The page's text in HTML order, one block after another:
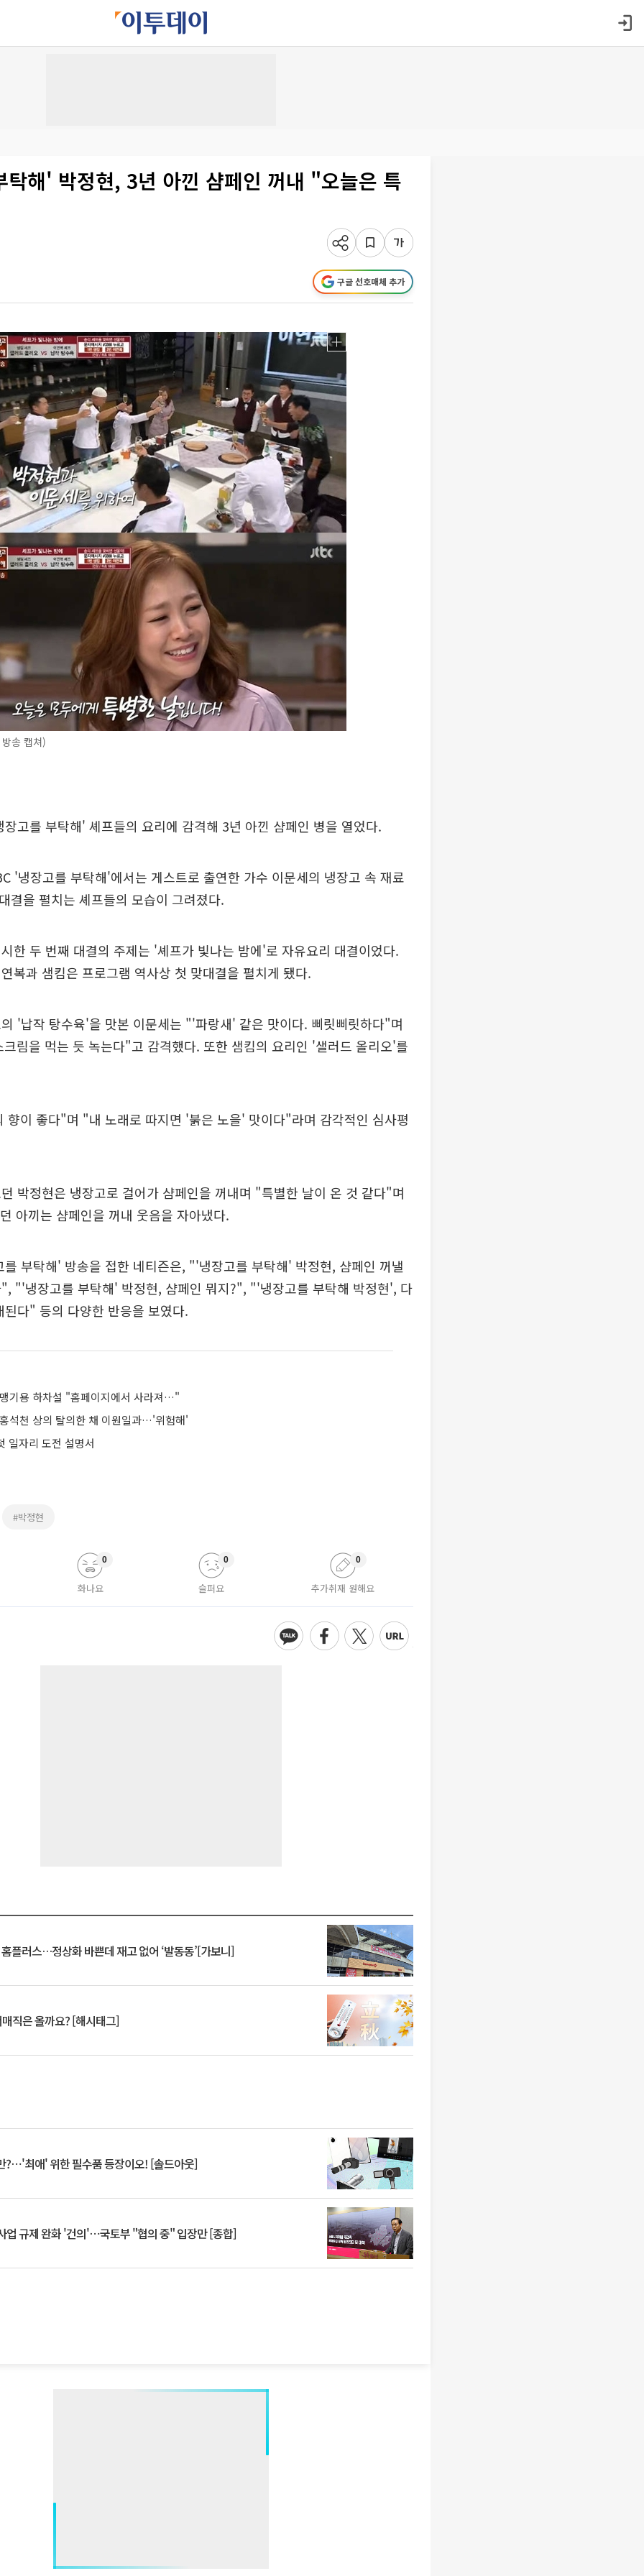
탁해' 박정현, 3년 아낀 샴페인 꺼내 "오늘은 특
구글 선호매체 추가
송 캡쳐)
고를 부탁해' 셰프들의 요리에 감격해 3년 아낀 샴페인 병을 열었다.
'냉장고를 부탁해'에서는 게스트로 출연한 가수 이문세의 냉장고 속 재료
결을 펼치는 셰프들의 모습이 그려졌다.
한 두 번째 대결의 주제는 '셰프가 빛나는 밤에'로 자유요리 대결이었다.
복과 샘킴은 프로그램 역사상 첫 맞대결을 펼치게 됐다.
'납작 탕수육'을 맛본 이문세는 "'파랑새' 같은 맛이다. 삐릿삐릿하다"며
림을 먹는 듯 녹는다"고 감격했다. 또한 샘킴의 요리인 '샐러드 올리오'를
향이 좋다"며 "내 노래로 따지면 '붉은 노을' 맛이다"라며 감각적인 심사평
박정현은 냉장고로 걸어가 샴페인을 꺼내며 "특별한 날이 온 것 같다"며
아끼는 샴페인을 꺼내 웃음을 자아냈다.
부탁해' 방송을 접한 네티즌은, "'냉장고를 부탁해' 박정현, 샴페인 꺼낼
"'냉장고를 부탁해' 박정현, 샴페인 뭐지?", "'냉장고를 부탁해 박정현', 다
된다" 등의 다양한 반응을 보였다.
기용 하차설 "홈페이지에서 사라져…"
석천 상의 탈의한 채 이원일과…'위험해'
일자리 도전 설명서
#박정현
화나요
0
슬퍼요
0
추가취재 원해요
0
플러스…정상화 바쁜데 재고 없어 ‘발동동’[가보니]
직은 올까요? [해시태그]
?⋯'최애' 위한 필수품 등장이오! [솔드아웃]
업 규제 완화 '건의'⋯국토부 "협의 중" 입장만 [종합]